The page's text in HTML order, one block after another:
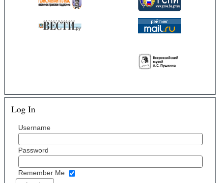
Log In
Username
Password
Remember Me